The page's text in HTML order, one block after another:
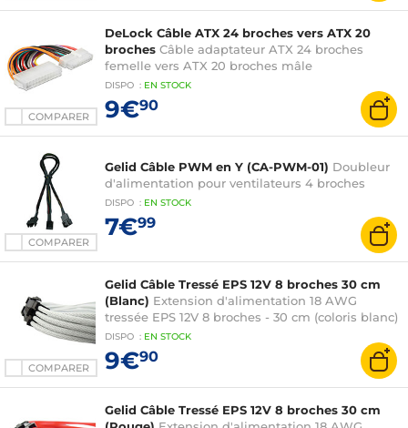
COMPARER
DeLock Câble ATX 24 broches vers ATX 20
broches Câble adaptateur ATX 24 broches
femelle vers ATX 20 broches mâle
DISPO : EN STOCK
9€90
COMPARER
Gelid Câble PWM en Y (CA-PWM-01) Doubleur
d'alimentation pour ventilateurs 4 broches
DISPO : EN STOCK
7€99
COMPARER
Gelid Câble Tressé EPS 12V 8 broches 30 cm
(Blanc) Extension d'alimentation 18 AWG
tressée EPS 12V 8 broches - 30 cm (coloris blanc)
DISPO : EN STOCK
9€90
Gelid Câble Tressé EPS 12V 8 broches 30 cm